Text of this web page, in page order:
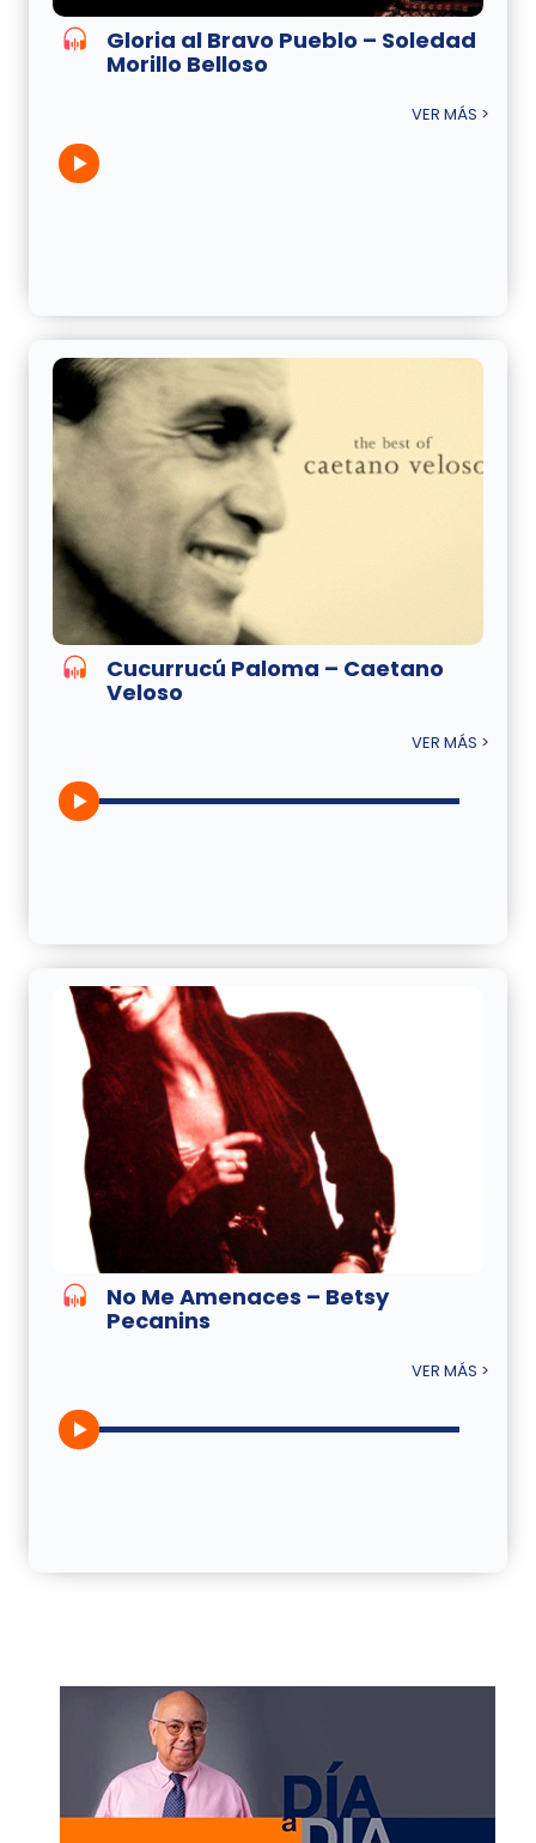
Gloria al Bravo Pueblo – Soledad
Morillo Belloso
VER MÁS >
Cucurrucú Paloma – Caetano
Veloso
VER MÁS >
No Me Amenaces – Betsy
Pecanins
VER MÁS >